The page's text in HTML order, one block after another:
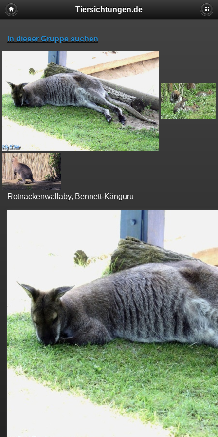
Tiersichtungen.de
In dieser Gruppe suchen
Rotnackenwallaby, Bennett-Känguru